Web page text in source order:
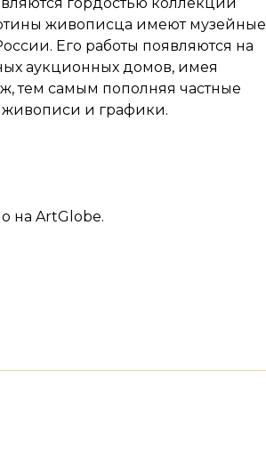
живописца имеют музейные
Его работы появляются на
аукционных домов, имея
тем самым пополняя частные
и графики.
на ArtGlobe.